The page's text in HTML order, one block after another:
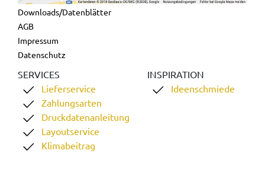
Downloads/Datenblätter
AGB
Impressum
Datenschutz
SERVICES
Lieferservice
Zahlungsarten
Druckdatenanleitung
Layoutservice
Klimabeitrag
INSPIRATION
Ideenschmiede